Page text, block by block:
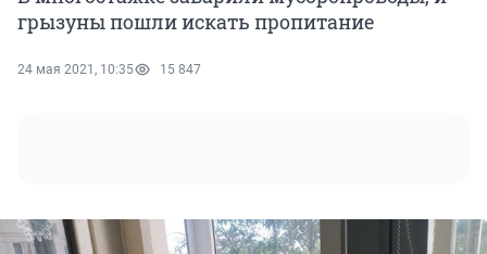
грызуны пошли искать пропитание
24 мая 2021, 10:35 15 847